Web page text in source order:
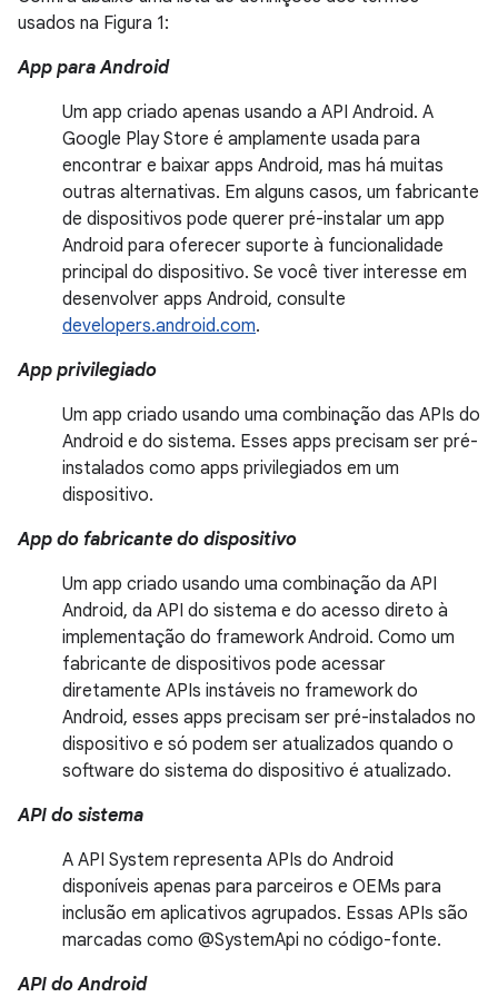
usados na Figura 1:
App para Android
Um app criado apenas usando a API Android. A
Google Play Store é amplamente usada para
encontrar e baixar apps Android, mas há muitas
outras alternativas. Em alguns casos, um fabricante
de dispositivos pode querer pré-instalar um app
Android para oferecer suporte à funcionalidade
principal do dispositivo. Se você tiver interesse em
desenvolver apps Android, consulte
developers.android.com.
App privilegiado
Um app criado usando uma combinação das APIs do
Android e do sistema. Esses apps precisam ser pré-
instalados como apps privilegiados em um
dispositivo.
App do fabricante do dispositivo
Um app criado usando uma combinação da API
Android, da API do sistema e do acesso direto à
implementação do framework Android. Como um
fabricante de dispositivos pode acessar
diretamente APIs instáveis no framework do
Android, esses apps precisam ser pré-instalados no
dispositivo e só podem ser atualizados quando o
software do sistema do dispositivo é atualizado.
API do sistema
A API System representa APIs do Android
disponíveis apenas para parceiros e OEMs para
inclusão em aplicativos agrupados. Essas APIs são
marcadas como @SystemApi no código-fonte.
API do Android